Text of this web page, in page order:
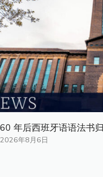
60 年后西班牙语语法书
2026年8月6日